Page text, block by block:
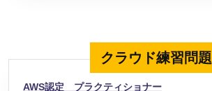
っ
て
クラウド練習問題
AWS認定 プラクティショナー